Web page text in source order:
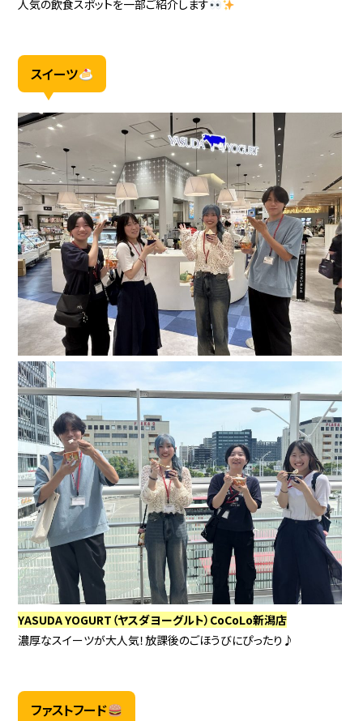
人気の飲食スポットを一部ご紹介します
スイーツ
YASUDA YOGURT（ヤスダヨーグルト）CoCoLo新潟店
濃厚なスイーツが大人気！放課後のごほうびにぴったり♪
ファストフード